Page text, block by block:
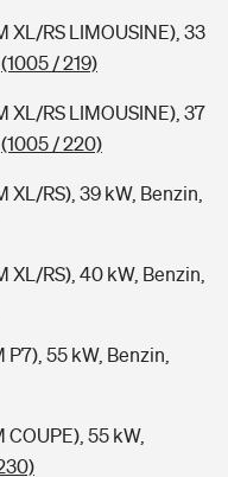
XL/RS LIMOUSINE), 33
(1005 / 219)
XL/RS LIMOUSINE), 37
(1005 / 220)
XL/RS), 39 kW, Benzin,
XL/RS), 40 kW, Benzin,
P7), 55 kW, Benzin,
COUPE), 55 kW,